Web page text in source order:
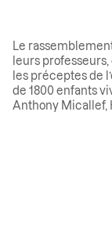
Le
leurs
les préceptes de
de 1800 enfants
Anthony Micallef,